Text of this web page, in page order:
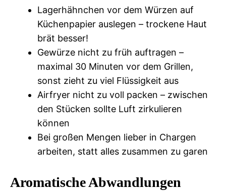
Lagerhähnchen vor dem Würzen auf
Küchenpapier auslegen – trockene Haut
brät besser!
Gewürze nicht zu früh auftragen –
maximal 30 Minuten vor dem Grillen,
sonst zieht zu viel Flüssigkeit aus
Airfryer nicht zu voll packen – zwischen
den Stücken sollte Luft zirkulieren
können
Bei großen Mengen lieber in Chargen
arbeiten, statt alles zusammen zu garen
Aromatische Abwandlungen